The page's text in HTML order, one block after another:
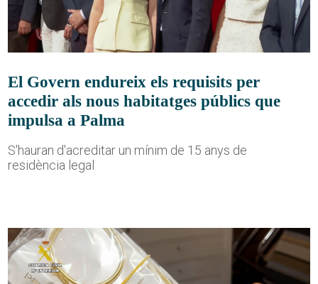
El Govern endureix els requisits per
accedir als nous habitatges públics que
impulsa a Palma
S'hauran d'acreditar un mínim de 15 anys de
residència legal